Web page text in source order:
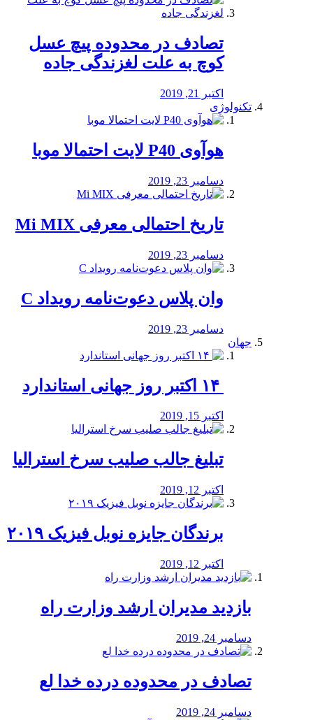
تصادف در محدوده پیچ عسل
کوچ به علت لغزندگی جاده
اکتبر 21, 2019
تکنولوژی
هوآوی P40 لایت احتمالا موبا
دسامبر 23, 2019
تاریخ احتمالی معرفی Mi MIX
دسامبر 23, 2019
وان پلاس دعوت‌نامه رویداد C
دسامبر 23, 2019
جهان
اکتبر 15, 2019
تبلیغ جالب صلیب سرخ استرالیا
اکتبر 12, 2019
برندگان جایزه نوبل فیزیک ۲۰۱۹
اکتبر 12, 2019
بازدید مدیران ارشد وزارت راه
دسامبر 24, 2019
تصادف در محدوده درده خدا لع
دسامبر 24, 2019